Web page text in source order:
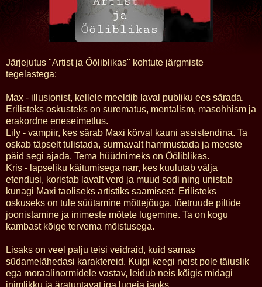
Järjejutus "Artist ja Ööliblikas" kohtute järgmiste
tegelastega:
Max - illusionist, kellele meeldib laval publiku ees särada.
Erilisteks oskusteks on surematus, mentalism, masohhism ja
erakordne eneseimetlus.
Lily - vampiir, kes särab Maxi kõrval kauni assistendina. Ta
oskab täpselt tulistada, surmavalt hammustada ja meeste
päid segi ajada. Tema hüüdnimeks on Ööliblikas.
Kris - lapseliku käitumisega narr, kes kuulutab välja
etendusi, koristab lavalt verd ja muud sodi ning unistab
kunagi Maxi taoliseks artistiks saamisest. Erilisteks
oskuseks on tule süütamine mõttejõuga, tõetruude piltide
joonistamine ja inimeste mõtete lugemine. Ta on kogu
kambast kõige tervema mõistusega.
Lisaks on veel palju teisi veidraid, kuid samas
südamelähedasi karaktereid. Kuigi keegi neist pole täiuslik
ega moraalinormidele vastav, leidub neis kõigis midagi
inimlikku ja äratuntavat iga lugeja jaoks.